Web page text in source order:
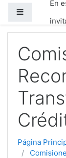
Salta al contenido
En
Página